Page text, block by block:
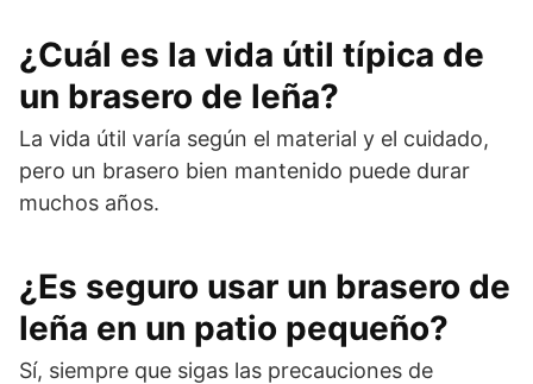
¿Cuál es la vida útil típica de
un brasero de leña?
La vida útil varía según el material y el cuidado,
pero un brasero bien mantenido puede durar
muchos años.
¿Es seguro usar un brasero de
leña en un patio pequeño?
Sí, siempre que sigas las precauciones de